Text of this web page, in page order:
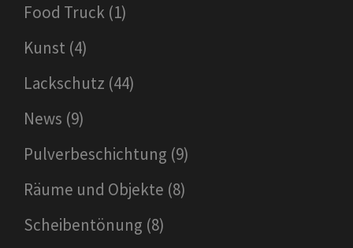
Food Truck (1)
Kunst (4)
Lackschutz (44)
News (9)
Pulverbeschichtung (9)
Räume und Objekte (8)
Scheibentönung (8)